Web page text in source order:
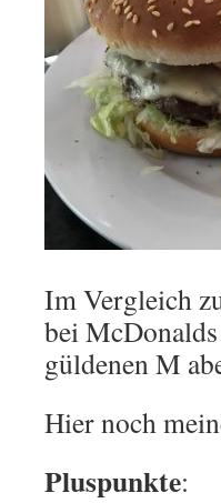
Im Vergleich
bei
güldenen M
Hier noch
Pluspunkte: